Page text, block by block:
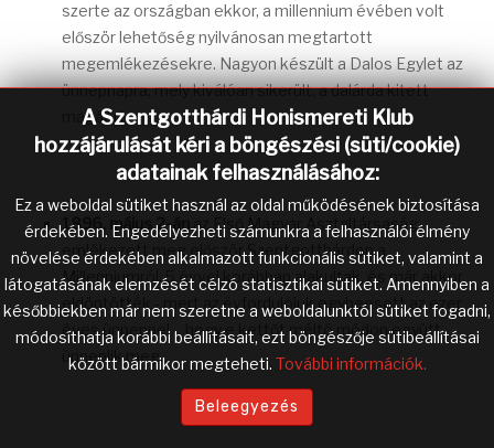
szerte az országban ekkor, a millennium évében volt
először lehetőség nyilvánosan megtartott
megemlékezésekre. Nagyon készült a Dalos Egylet az
ünnepnapra, mely kiválóan sikerült, a dalárda kitett
magáért.
1896. május 2-án
az Első Magyar Asztaltársaság
emlékezett meg először Szentgotthárdon a
Millenniumról. 5 évvel korábban alakultak, és már akkor
eldöntötték - mert az évfordulójuk egybeesett az ezer
éves ünneppel -, hogy e kettőt méltó módon együtt
ünneplik meg.
A Szentgotthárdi Honismereti Klub
hozzájárulását kéri a böngészési (süti/cookie)
adatainak felhasználásához:
Ez a weboldal sütiket használ az oldal működésének biztosítása
érdekében. Engedélyezheti számunkra a felhasználói élmény
növelése érdekében alkalmazott funkcionális sütiket, valamint a
látogatásának elemzését célzó statisztikai sütiket. Amennyiben a
későbbiekben már nem szeretne a weboldalunktól sütiket fogadni,
módosíthatja korábbi beállításait, ezt böngészője sütibeállításai
között bármikor megteheti. További információk.
Beleegyezés